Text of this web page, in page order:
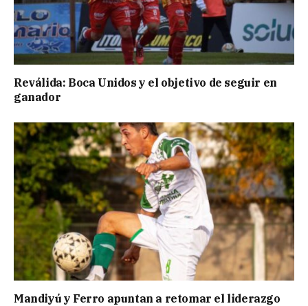
Reválida: Boca Unidos y el objetivo de seguir en
ganador
Mandiyú y Ferro apuntan a retomar el liderazgo